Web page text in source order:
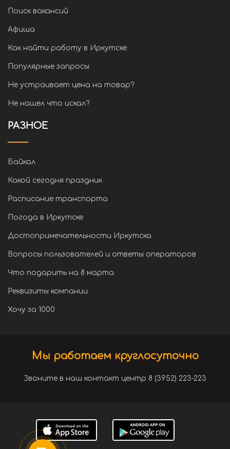
Поиск вакансий
Афиша
Как найти работу в Иркутске
Популярные запросы
Не устраивает цена на товар?
Не нашел что искал?
РАЗНОЕ
Байкал
Какой сегодня праздник
Расписание транспорта
Погода в Иркутске
Достопримечательности Иркутска
Вопросы пользователей и ответы операторов
Что подарить на 8 марта
Реквизиты компании
Хочу за 1000
Мы работаем круглосуточно
Звоните в наш контакт центр 8 (3952) 223-223